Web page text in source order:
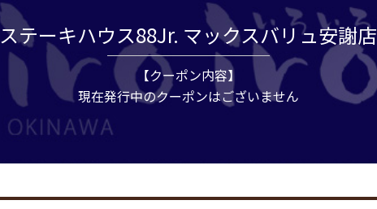
ステーキハウス88Jr. マックスバリュ安謝店
【クーポン内容】
現在発行中のクーポンはございません